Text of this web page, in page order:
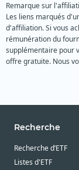
Remarque sur
Les liens marqués
d'affiliation. Si vous
rémunération du
supplémentaire pour
offre gratuite. Nous
Recherche
Recherche d’ETF
Listes d'ETF